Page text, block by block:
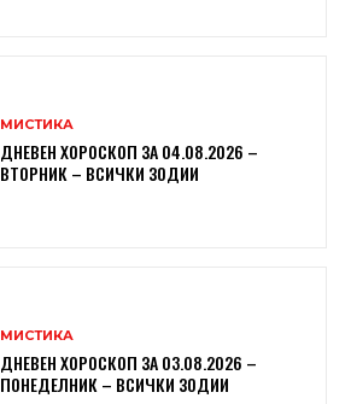
МИСТИКА
ДНЕВЕН ХОРОСКОП ЗА 04.08.2026 –
ВТОРНИК – ВСИЧКИ ЗОДИИ
МИСТИКА
ДНЕВЕН ХОРОСКОП ЗА 03.08.2026 –
ПОНЕДЕЛНИК – ВСИЧКИ ЗОДИИ